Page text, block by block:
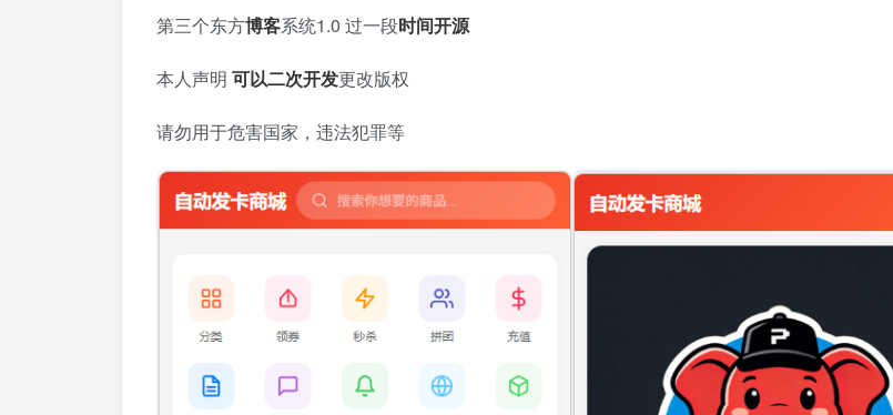
第三个东方博客系统1.0 过一段时间开源
本人声明 可以二次开发更改版权
请勿用于危害国家，违法犯罪等